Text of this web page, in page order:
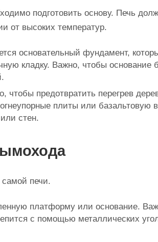
подготовить основу. Печь
от высоких температур.
основательный фундамент,
кладку. Важно, чтобы
чтобы предотвратить перегрев
плиты или базальтовую
стен.
самой печи.
платформу или основание.
с помощью металлических